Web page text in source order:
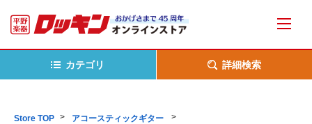
カテゴリ 詳細検索
Store TOP
アコースティックギター